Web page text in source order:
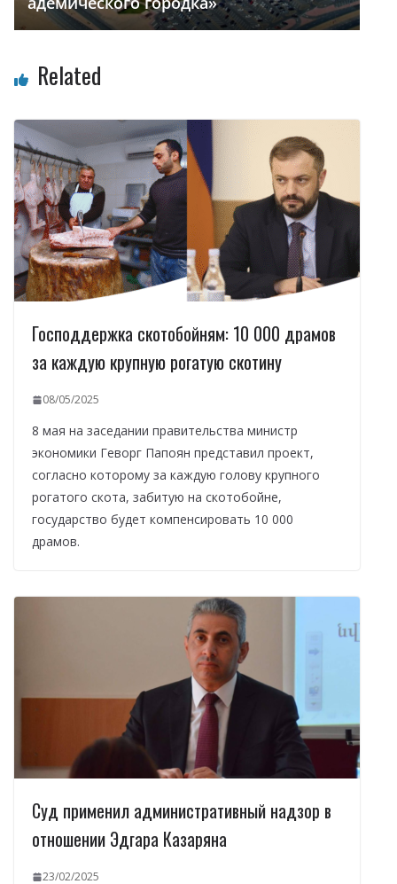
Related
Господдержка скотобойням: 10 000 драмов
за каждую крупную рогатую скотину
08/05/2025
8 мая на заседании правительства министр
экономики Геворг Папоян представил проект,
согласно которому за каждую голову крупного
рогатого скота, забитую на скотобойне,
государство будет компенсировать 10 000
драмов.
Суд применил административный надзор в
отношении Эдгара Казаряна
23/02/2025